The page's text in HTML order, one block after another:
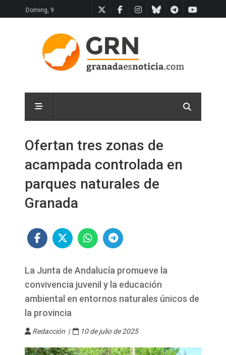
Doming, 9
Ofertan tres zonas de
acampada controlada en
parques naturales de
Granada
La Junta de Andalucía promueve la
convivencia juvenil y la educación
ambiental en entornos naturales únicos de
la provincia
Redacción | 10 de julio de 2025